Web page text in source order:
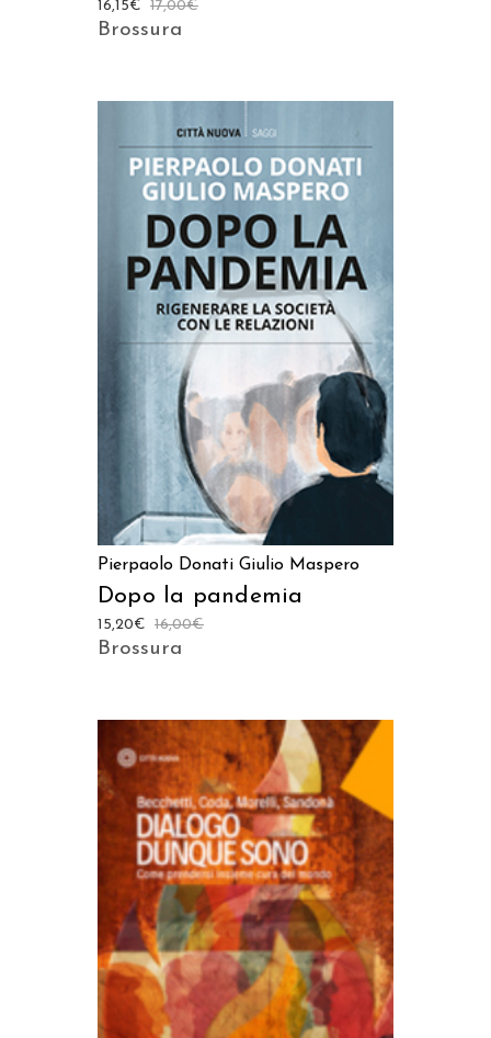
17,00€
16,15€
Brossura
AGGIUNGI AL CARRELLO
Pierpaolo Donati Giulio Maspero
Dopo la pandemia
16,00€
15,20€
Brossura
AGGIUNGI AL CARRELLO